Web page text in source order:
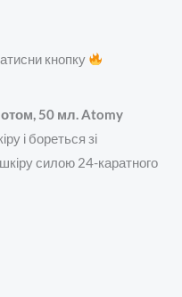
кнопку
50 мл. Atomy
і бореться зі
силою 24-каратного